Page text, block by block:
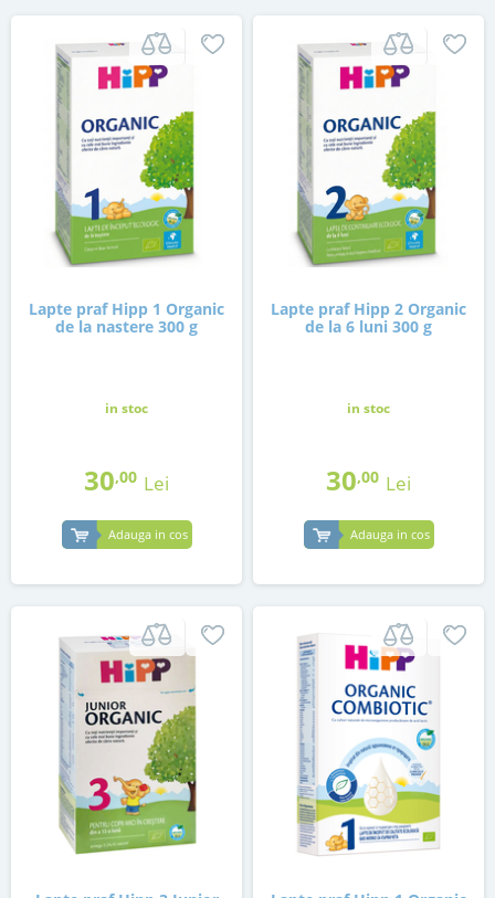
Lapte praf Hipp 1 Organic
de la nastere 300 g
in stoc
30,00 Lei
Adauga in cos
Lapte praf Hipp 2 Organic
de la 6 luni 300 g
in stoc
30,00 Lei
Adauga in cos